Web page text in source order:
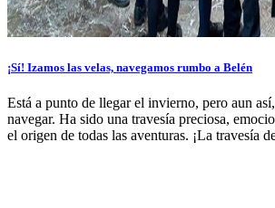
¡Sí! Izamos las velas, navegamos rumbo a Belén
Está a punto de llegar el invierno, pero aun
navegar. Ha sido una travesía preciosa,
el origen de todas las aventuras. ¡La travesía